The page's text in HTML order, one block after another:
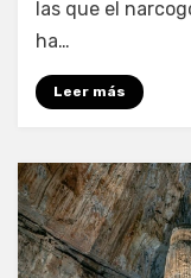
las que el
ha…
Leer más